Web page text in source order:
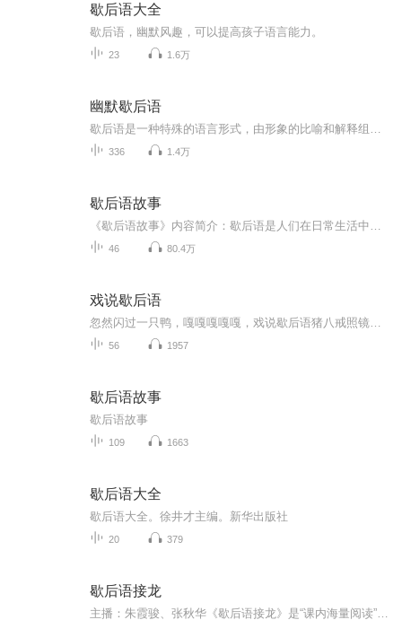
歇后语大全
歇后语，幽默风趣，可以提高孩子语言能力。
23 1.6万
幽默歇后语
336 1.4万
歇后语故事
46 80.4万
戏说歇后语
56 1957
歇后语故事
歇后语故事
109 1663
歇后语大全
歇后语大全。徐井才主编。新华出版社
20 379
歇后语接龙